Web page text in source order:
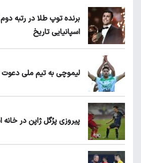
برنده توپ طلا در رتبه
اسپانیایی تاریخ
لیموچی به تیم ملی
پیروزی پرُگل ژاپن در خانه